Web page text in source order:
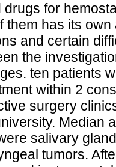
drugs for
them has its
and certain
the
ten patients
within 2
surgery
Median
salivary
tumors.